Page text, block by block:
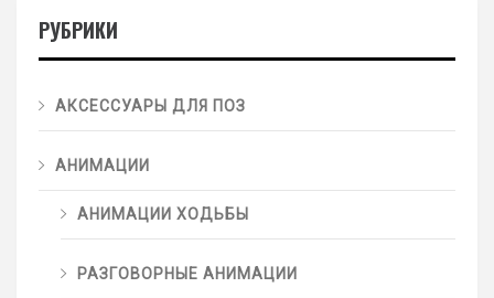
РУБРИКИ
АКСЕССУАРЫ ДЛЯ ПОЗ
АНИМАЦИИ
АНИМАЦИИ ХОДЬБЫ
РАЗГОВОРНЫЕ АНИМАЦИИ